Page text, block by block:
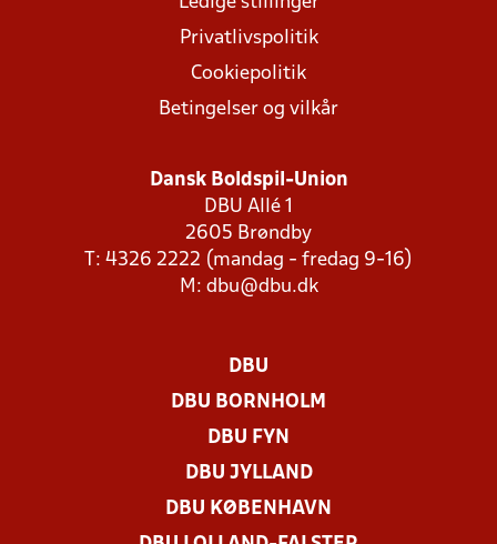
Privatlivspolitik
Cookiepolitik
Betingelser og vilkår
Dansk Boldspil-Union
DBU Allé 1
2605 Brøndby
T: 4326 2222 (mandag - fredag 9-16)
M: dbu@dbu.dk
DBU
DBU BORNHOLM
DBU FYN
DBU JYLLAND
DBU KØBENHAVN